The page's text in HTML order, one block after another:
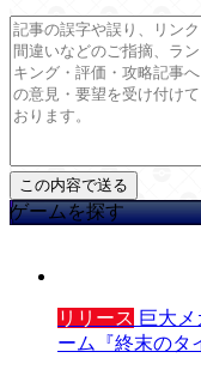
ゲームを探す
リリース 巨大
ーム『終末のタ